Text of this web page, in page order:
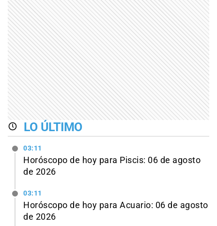
LO ÚLTIMO
03:11
Horóscopo de hoy para Piscis: 06 de agosto
de 2026
03:11
Horóscopo de hoy para Acuario: 06 de agosto
de 2026